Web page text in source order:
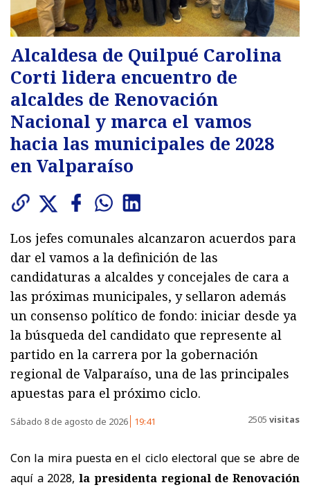
Alcaldesa de Quilpué Carolina
Corti lidera encuentro de
alcaldes de Renovación
Nacional y marca el vamos
hacia las municipales de 2028
en Valparaíso
Los jefes comunales alcanzaron acuerdos para
dar el vamos a la definición de las
candidaturas a alcaldes y concejales de cara a
las próximas municipales, y sellaron además
un consenso político de fondo: iniciar desde ya
la búsqueda del candidato que represente al
partido en la carrera por la gobernación
regional de Valparaíso, una de las principales
apuestas para el próximo ciclo.
Sábado 8 de agosto de 2026 19:41 2505 visitas
Con la mira puesta en el ciclo electoral que se abre de
aquí a 2028,la presidenta regional de Renovación